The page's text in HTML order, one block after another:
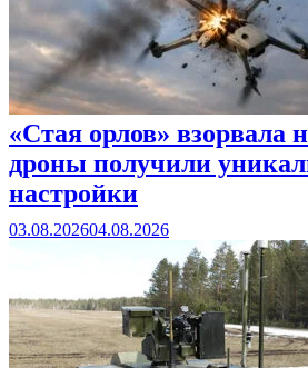
«Стая орлов» взорвала
дроны получили
настройки
03.08.202604.08.2026